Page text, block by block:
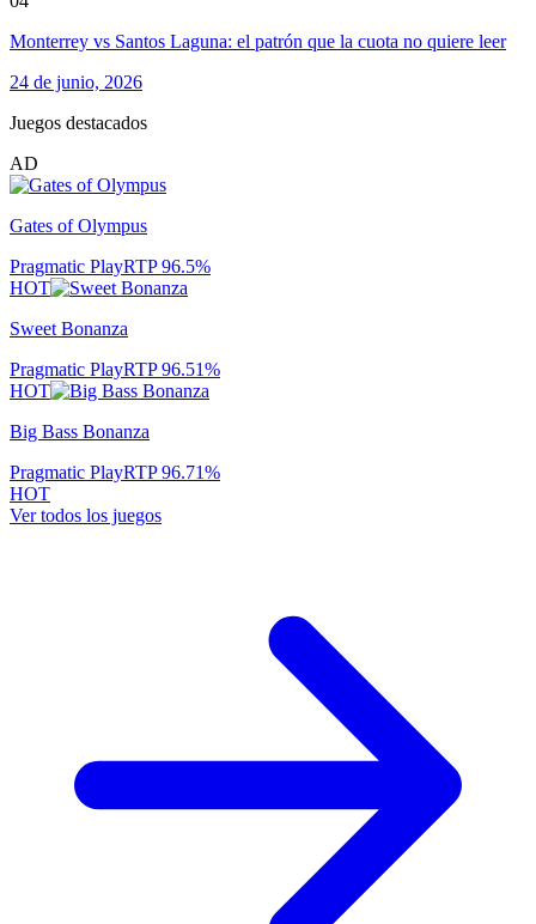
Monterrey vs Santos Laguna: el patrón que la cuota no quiere leer
24 de junio, 2026
Juegos destacados
AD
Gates of Olympus
Pragmatic PlayRTP96.5%
HOT
Sweet Bonanza
Pragmatic PlayRTP96.51%
HOT
Big Bass Bonanza
Pragmatic PlayRTP96.71%
HOT
Ver todos los juegos